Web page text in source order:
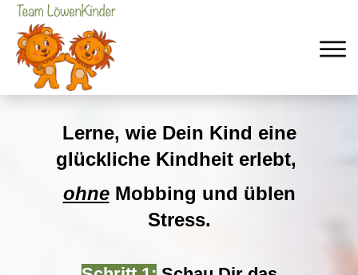
Lerne, wie Dein Kind eine
glückliche Kindheit erlebt,
ohneMobbing und üblen
Stress.